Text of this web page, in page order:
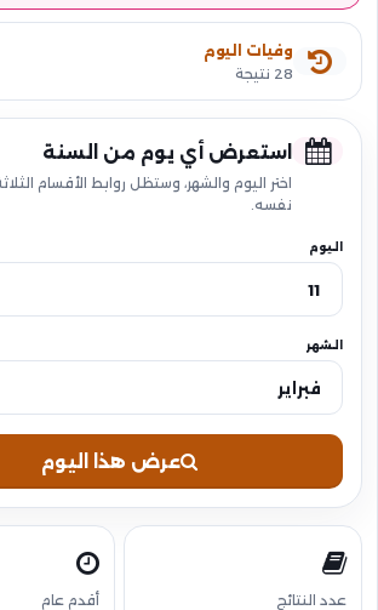
وفيات اليوم
28 نتيجة
استعرض أي يوم من السنة
اختر اليوم والشهر، وستظل روابط الأقسام
نفسه.
اليوم
الشهر
عرض هذا اليوم
عدد النتائج أقدم عام